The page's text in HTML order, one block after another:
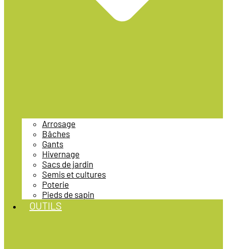
Arrosage
Bâches
Gants
Hivernage
Sacs de jardin
Semis et cultures
Poterie
Pieds de sapin
OUTILS